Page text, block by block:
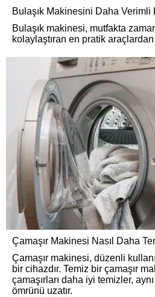
Bulaşık Makinesini Daha
Bulaşık makinesi, mutfakta
kolaylaştıran en pratik
Çamaşır Makinesi Nasıl Daha
Çamaşır makinesi, düzenli
bir cihazdır. Temiz bir çamaşır
çamaşırları daha iyi temizler,
ömrünü uzatır.